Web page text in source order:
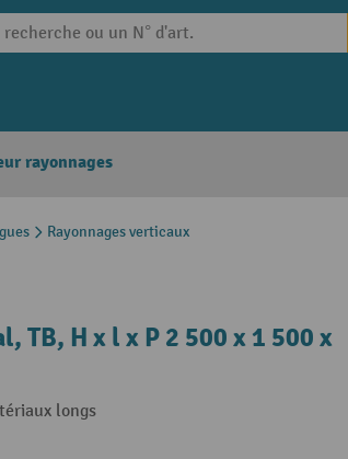
rayonnages
Rayonnages verticaux
H x l x P 2 500 x 1 500 x
longs